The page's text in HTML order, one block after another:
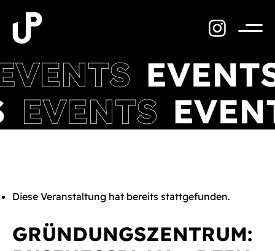
Inhalt
springen
Diese Veranstaltung hat bereits stattgefunden.
GRÜNDUNGSZENTRUM: